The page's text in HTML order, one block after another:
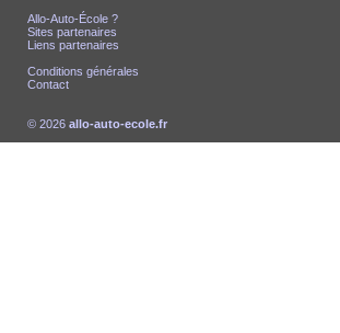
Allo-Auto-École ?
Sites partenaires
Liens partenaires
Conditions générales
Contact
© 2026 allo-auto-ecole.fr